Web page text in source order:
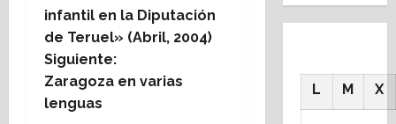
a
v
e
infantil en la Diputación
de Teruel» (Abril, 2004)
Siguiente:
Zaragoza en varias
lenguas
L M X